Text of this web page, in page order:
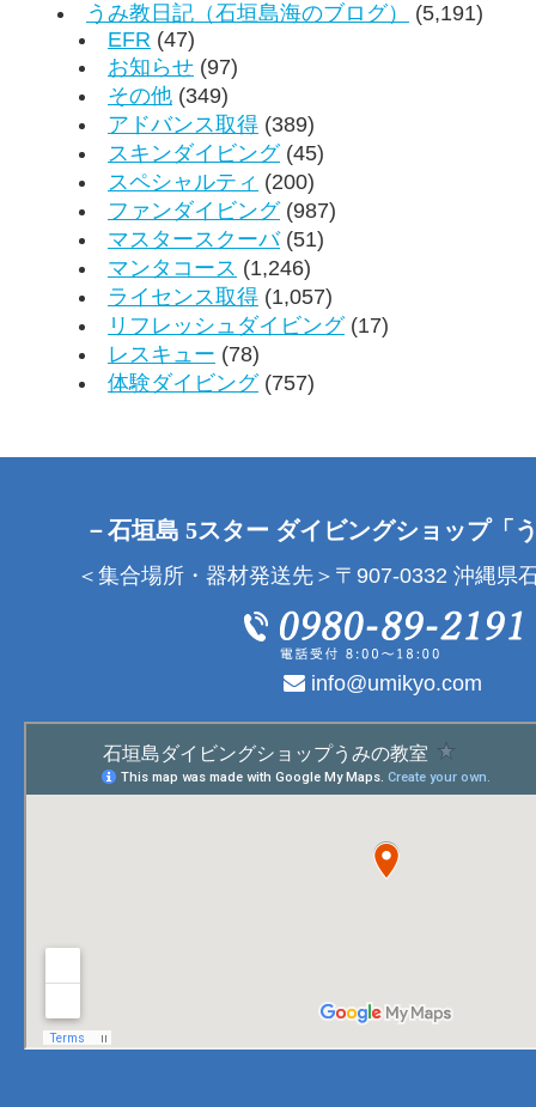
うみ教日記（石垣島海のブログ）
(5,191)
EFR (47)
お知らせ (97)
その他 (349)
アドバンス取得 (389)
スキンダイビング(45)
スペシャルティ (200)
ファンダイビング(987)
マスタースクーバ(51)
マンタコース (1,246)
ライセンス取得 (1,057)
リフレッシュダイビング(17)
レスキュー (78)
体験ダイビング(757)
－石垣島 5スター ダイビングショップ「
＜集合場所・器材発送先＞〒907-0332 沖縄県
info@umikyo.com